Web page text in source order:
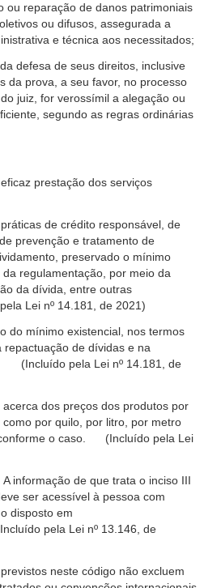
ou reparação de danos patrimoniais
ou difusos, assegurada a
e técnica aos necessitados;
defesa de seus direitos, inclusive
da prova, a seu favor, no processo
juiz, for verossímil a alegação ou
segundo as regras ordinárias
prestação dos serviços
de crédito responsável, de
prevenção e tratamento de
preservado o mínimo
regulamentação, por meio da
da dívida, entre outras
Lei nº 14.181, de 2021)
do mínimo existencial, nos termos
repactuação de dívidas e na
(Incluído pela Lei nº 14.181, de
dos preços dos produtos por
por quilo, por litro, por metro
o caso. (Incluído pela Lei
A informação de que trata o inciso III
ser acessível à pessoa com
disposto em
pela Lei nº 13.146, de
neste código não excluem